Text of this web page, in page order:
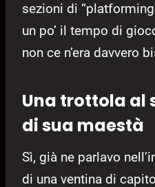
sezioni di
un po’ il tempo di
non ce n’era davvero
Una trottola al
di sua maestà
Sì, già ne parlavo
di una ventina di